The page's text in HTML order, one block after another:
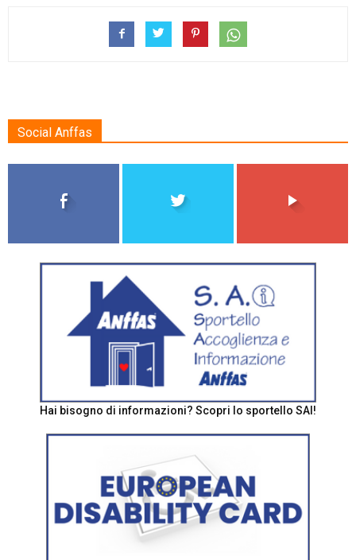
Social Anffas
Hai bisogno di informazioni? Scopri lo sportello SAI!